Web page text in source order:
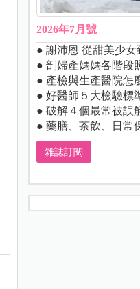
2026年7月號
● 謝沛恩 從甜美少女
● 剖婦產媽媽各階段
● 產檢與生產醫院怎
● 好醫師５大檢驗標
● 破解４個最常被誤
● 藥膳、茶飲、日常
雜誌訂閱